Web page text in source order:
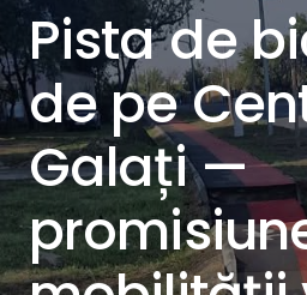
Pista de
de pe
Galați —